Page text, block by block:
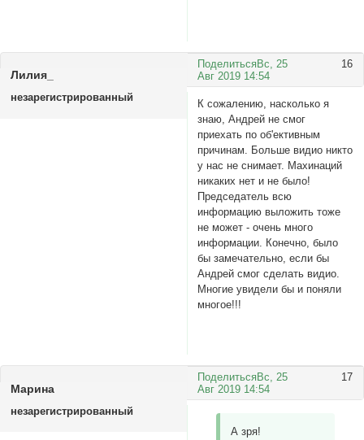
Поделиться 16
Вс, 25
Авг 2019 14:54
Лилия_
незарегистрированный
К сожалению, насколько я
знаю, Андрей не смог
приехать по об'ективным
причинам. Больше видио никто
у нас не снимает. Махинаций
никаких нет и не было!
Председатель всю
информацию выложить тоже
не может - очень много
информации. Конечно, было
бы замечательно, если бы
Андрей смог сделать видио.
Многие увидели бы и поняли
многое!!!
Поделиться 17
Вс, 25
Авг 2019 14:54
Маринa
незарегистрированный
А зря!